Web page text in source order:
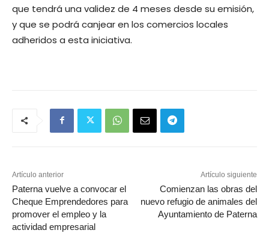
que tendrá una validez de 4 meses desde su emisión,
y que se podrá canjear en los comercios locales
adheridos a esta iniciativa.
Artículo anterior
Paterna vuelve a convocar el
Cheque Emprendedores para
promover el empleo y la
actividad empresarial
Artículo siguiente
Comienzan las obras del
nuevo refugio de animales del
Ayuntamiento de Paterna